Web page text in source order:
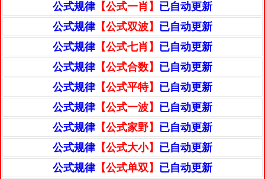
公式规律【公式一肖】 已自动更新
公式规律【公式双波】 已自动更新
公式规律【公式七肖】 已自动更新
公式规律【公式合数】 已自动更新
公式规律【公式平特】 已自动更新
公式规律【公式一波】 已自动更新
公式规律【公式家野】 已自动更新
公式规律【公式大小】 已自动更新
公式规律【公式单双】 已自动更新